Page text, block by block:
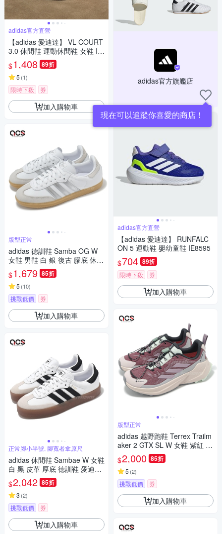
adidas官方直營
【adidas 愛迪達】 VL COURT
3.0 休閒鞋 運動休閒鞋 女鞋 ID
8797
$1,408 89折
5 (1)
限時下殺 券
加入購物車
版型正常
adidas 德訓鞋 Samba OG W
女鞋 男鞋 白 銀 復古 膠底 休閒
鞋 愛迪達 JI2725
$1,679 85折
5 (10)
挑戰低價 券
加入購物車
正常腳小半號, 腳寬者拿原尺
adidas 休閒鞋 Sambae W 女鞋
白 黑 皮革 厚底 德訓鞋 愛迪達
JI1349
$2,042 85折
3 (2)
挑戰低價 券
加入購物車
adidas官方旗艦店
現在可以追蹤你喜愛的商店！
adidas官方直營
【adidas 愛迪達】 RUNFALC
ON 5 運動鞋 嬰幼童鞋 IE8595
$704 89折
限時下殺 券
加入購物車
版型正常
adidas 越野跑鞋 Terrex Trailm
aker 2 GTX SL W 女鞋 紫紅 防
水 機能 愛迪達 JP5242
$2,000 85折
5 (2)
挑戰低價 券
加入購物車